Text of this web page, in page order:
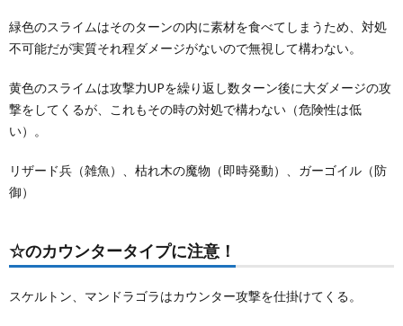
緑色のスライムはそのターンの内に素材を食べてしまうため、対処
不可能だが実質それ程ダメージがないので無視して構わない。
黄色のスライムは攻撃力UPを繰り返し数ターン後に大ダメージの攻
撃をしてくるが、これもその時の対処で構わない（危険性は低
い）。
リザード兵（雑魚）、枯れ木の魔物（即時発動）、ガーゴイル（防
御）
☆のカウンタータイプに注意！
スケルトン、マンドラゴラはカウンター攻撃を仕掛けてくる。